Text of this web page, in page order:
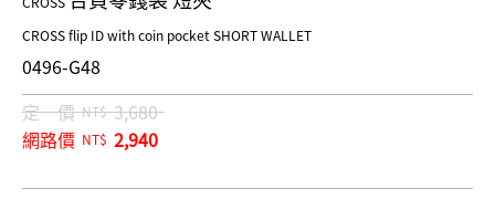
CROSS flip ID with coin pocket SHORT WALLET
0496-G48
定 價 NT$ 3,680
網路價 NT$ 2,940